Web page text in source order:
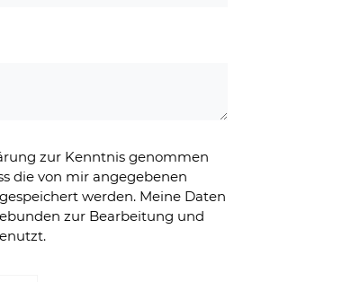
zur Kenntnis genommen
die von mir angegebenen
werden. Meine Daten
zur Bearbeitung und